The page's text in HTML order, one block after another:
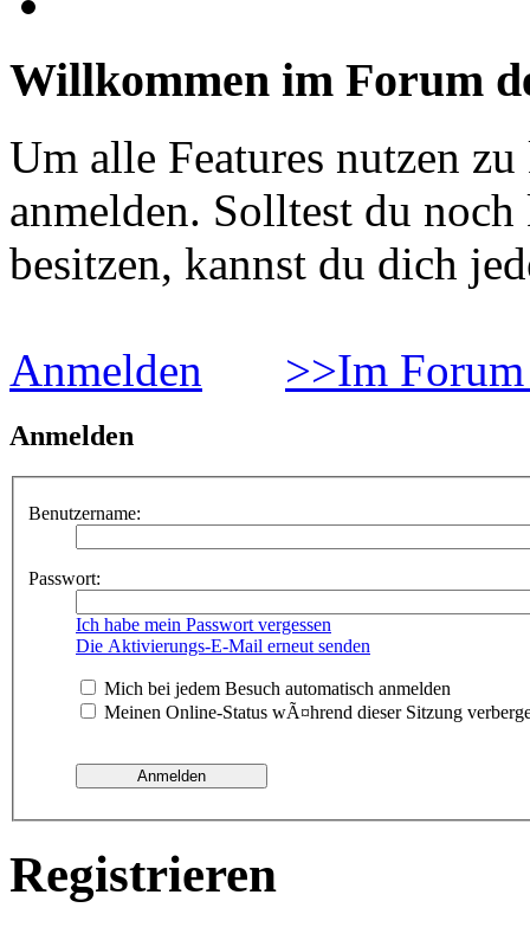
Willkommen im Forum
Um alle Features nutzen
anmelden. Solltest du
besitzen, kannst du dich
Anmelden >>Im
Anmelden
Benutzername:
Passwort:
Ich habe mein Passwort vergessen
Die Aktivierungs-E-Mail erneut senden
Mich bei jedem Besuch automatisch anmelden
Meinen Online-Status wÃ¤hrend dieser Sitzung
Registrieren